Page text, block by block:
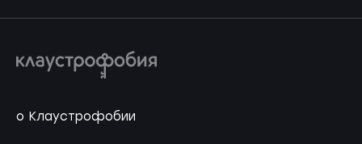
о Клаустрофобии